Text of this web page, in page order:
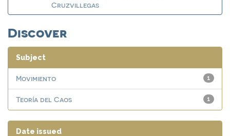
Cruzvillegas
Discover
Subject
1
Movimiento
1
Teoría del Caos
Date issued